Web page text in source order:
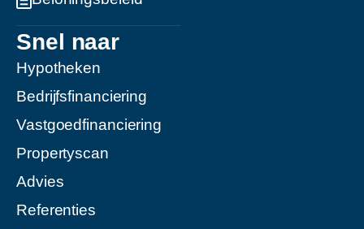
Snel naar
Hypotheken
Bedrijfsfinanciering
Vastgoedfinanciering
Propertyscan
Advies
Referenties